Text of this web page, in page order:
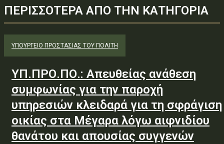
ΠΕΡΙΣΣΟΤΕΡΑ ΑΠΟ ΤΗΝ ΚΑΤΗΓΟΡΙΑ
ΥΠΟΥΡΓΕΊΟ ΠΡΟΣΤΑΣΊΑΣ ΤΟΥ ΠΟΛΊΤΗ
ΥΠ.ΠΡΟ.ΠΟ.: Απευθείας ανάθεση
συμφωνίας για την παροχή
υπηρεσιών κλειδαρά για τη σφράγιση
οικίας στα Μέγαρα λόγω αιφνιδίου
θανάτου και απουσίας συγγενών